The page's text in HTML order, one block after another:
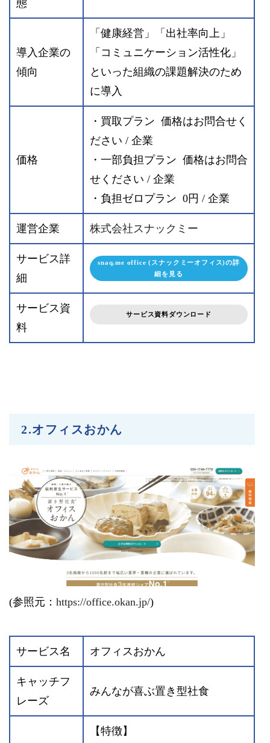
態
導入企業の
傾向
「健康経営」「出社率向上」
「コミュニケーション活性化」
といった組織の課題解決のため
に導入
価格
・買取プラン 価格はお問合せく
ださい / 企業
・一部負担プラン 価格はお問合
せください / 企業
・負担ゼロプラン 0円 / 企業
運営企業 株式会社スナックミー
サービス詳
細
snaq.me office (スナックミーオフィス)の詳
細を見る
サービス資
料
サービス資料ダウンロード
2.オフィスおかん
(参照元： https://office.okan.jp/)
サービス名 オフィスおかん
キャッチフ
レーズ
みんなが喜ぶ置き型社食
【特徴】